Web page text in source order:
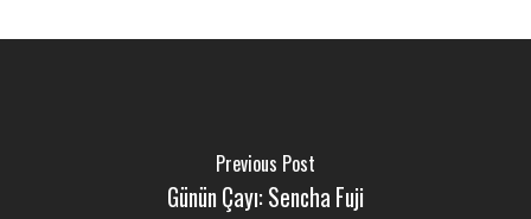
Previous Post
Günün Çayı: Sencha Fuji